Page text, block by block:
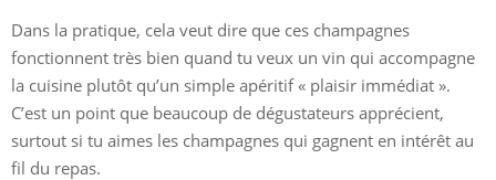
Dans la pratique, cela veut dire que ces champagnes
fonctionnent très bien quand tu veux un vin qui accompagne
la cuisine plutôt qu’un simple apéritif « plaisir immédiat ».
C’est un point que beaucoup de dégustateurs apprécient,
surtout si tu aimes les champagnes qui gagnent en intérêt au
fil du repas.